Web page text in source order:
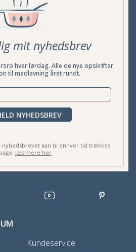
mit nyhedsbrev
hver lørdag. Alle de nye opskrifter
til madlavning året rundt.
NYHEDSBREV
nyhedsbrevet kan til enhver tid trækkes
læs mere her
Kundeservice